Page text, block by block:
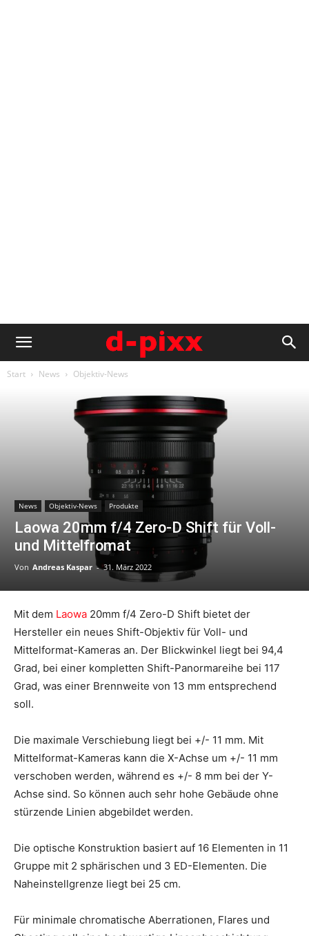
Start News Objektiv-News
News Objektiv-News Produkte
Laowa 20mm f/4 Zero-D Shift für Voll-
und Mittelfromat
Von Andreas Kaspar - 31. März 2022
Mit dem Laowa 20mm f/4 Zero-D Shift bietet der
Hersteller ein neues Shift-Objektiv für Voll- und
Mittelformat-Kameras an. Der Blickwinkel liegt bei 94,4
Grad, bei einer kompletten Shift-Panormareihe bei 117
Grad, was einer Brennweite von 13 mm entsprechend
soll.
Die maximale Verschiebung liegt bei +/- 11 mm. Mit
Mittelformat-Kameras kann die X-Achse um +/- 11 mm
verschoben werden, während es +/- 8 mm bei der Y-
Achse sind. So können auch sehr hohe Gebäude ohne
stürzende Linien abgebildet werden.
Die optische Konstruktion basiert auf 16 Elementen in 11
Gruppe mit 2 sphärischen und 3 ED-Elementen. Die
Naheinstellgrenze liegt bei 25 cm.
Für minimale chromatische Aberrationen, Flares und